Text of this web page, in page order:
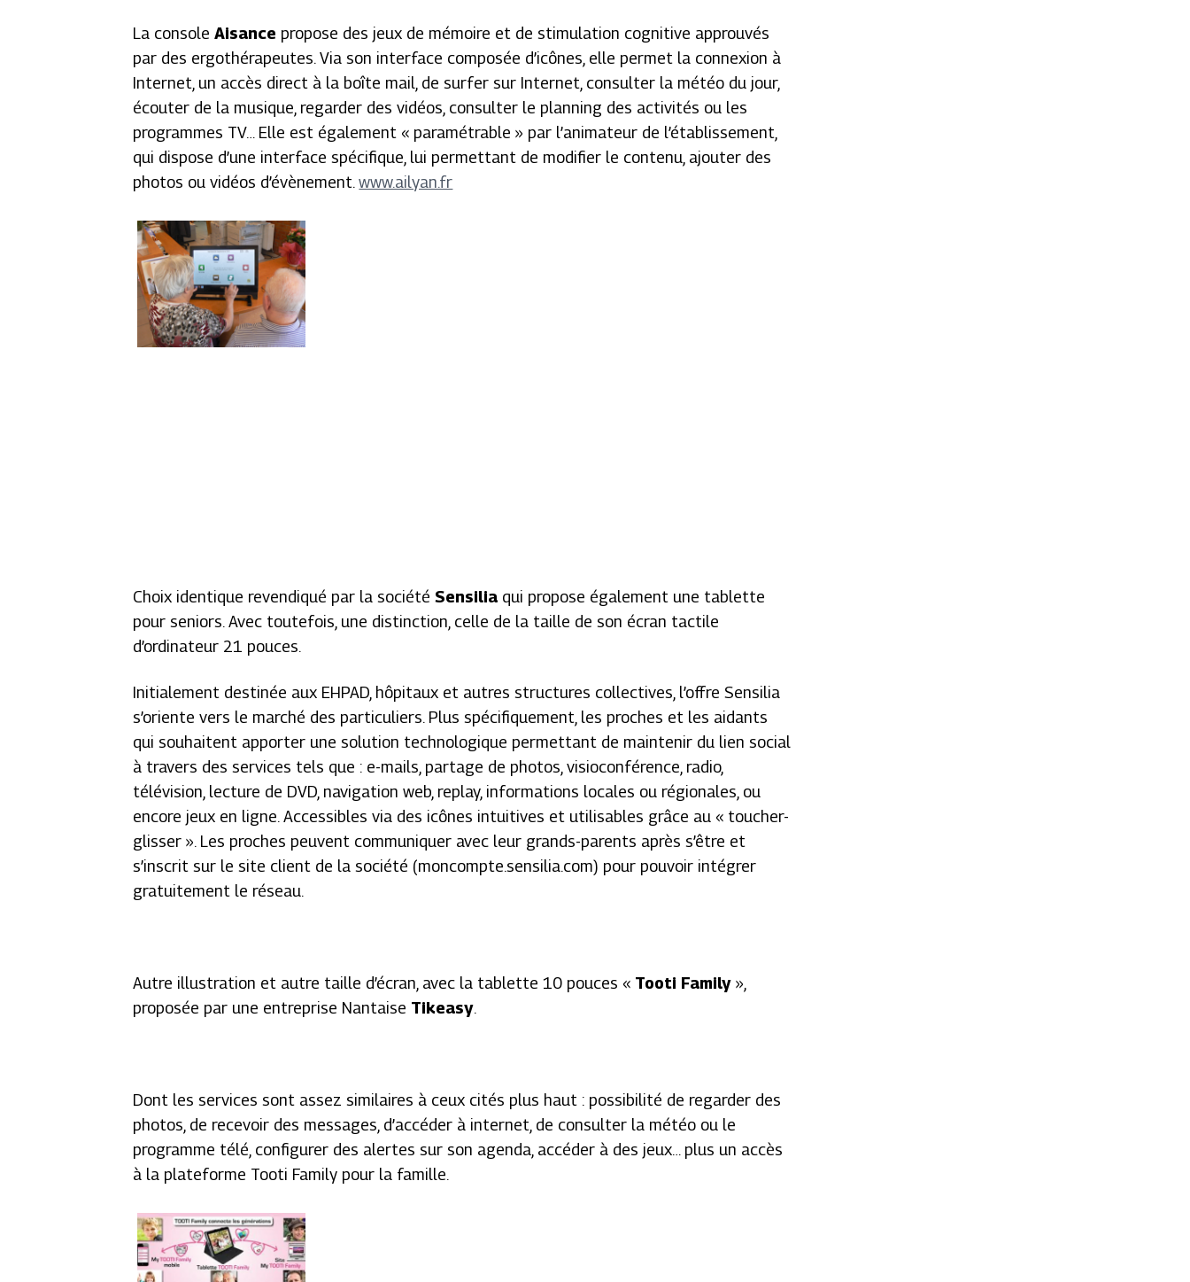
La consoleAisance propose des jeux de mémoire et de stimulation cognitive approuvés
par des ergothérapeutes. Via son interface composée d’icônes, elle permet la connexion à
Internet, un accès direct à la boîte mail, de surfer sur Internet, consulter la météo du jour,
écouter de la musique, regarder des vidéos, consulter le planning des activités ou les
programmes TV… Elle est également « paramétrable » par l’animateur de l’établissement,
qui dispose d’une interface spécifique, lui permettant de modifier le contenu, ajouter des
photos ou vidéos d’évènement.www.ailyan.fr
Choix identique revendiqué par la sociétéSensilia qui propose également une tablette
pour seniors. Avec toutefois, une distinction, celle de la taille de son écran tactile
d’ordinateur 21 pouces.
Initialement destinée aux EHPAD, hôpitaux et autres structures collectives, l’offre Sensilia
s’oriente vers le marché des particuliers. Plus spécifiquement, les proches et les aidants
qui souhaitent apporter une solution technologique permettant de maintenir du lien social
à travers des services tels que : e-mails, partage de photos, visioconférence, radio,
télévision, lecture de DVD, navigation web, replay, informations locales ou régionales, ou
encore jeux en ligne. Accessibles via des icônes intuitives et utilisables grâce au « toucher-
glisser ». Les proches peuvent communiquer avec leur grands-parents après s’être et
s’inscrit sur le site client de la société (moncompte.sensilia.com) pour pouvoir intégrer
gratuitement le réseau.
Autre illustration et autre taille d’écran, avec la tablette 10 pouces « Tooti Family»,
proposée par une entreprise Nantaise Tikeasy.
Dont les services sont assez similaires à ceux cités plus haut : possibilité de regarder des
photos, de recevoir des messages, d’accéder à internet, de consulter la météo ou le
programme télé, configurer des alertes sur son agenda, accéder à des jeux… plus un accès
à la plateforme Tooti Family pour la famille.